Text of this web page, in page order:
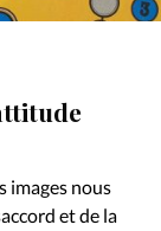
images nous
et de la